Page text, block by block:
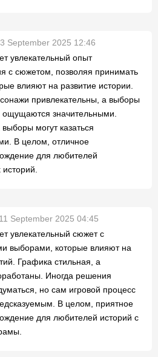
September 2025 12:46
увлекательный опыт
с сюжетом, позволяя принимать
влияют на развитие истории.
привлекательны, а выборы
ощущаются значительными.
могут казаться
В целом, отличное
для любителей
11 September 2025 04:45
увлекательный сюжет с
выборами, которые влияют на
Графика стильная, а
Иногда решения
но сам игровой процесс
В целом, приятное
для любителей историй с